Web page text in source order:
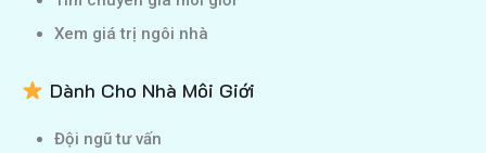
Xem giá trị ngôi nhà
Dành Cho Nhà Môi Giới
Đội ngũ tư vấn